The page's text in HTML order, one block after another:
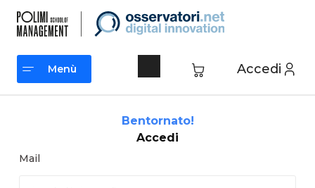
contenuto
Accedi
Menù
Bentornato!
Accedi
Mail